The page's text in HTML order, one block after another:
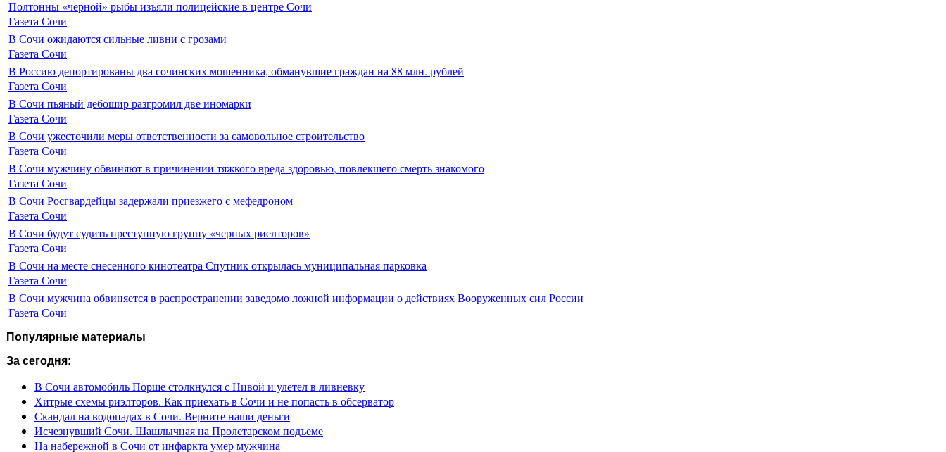
Полтонны «черной» рыбы изъяли полицейские в центре Сочи
Газета Сочи
В Сочи ожидаются сильные ливни с грозами
Газета Сочи
В Россию депортированы два сочинских мошенника, обманувшие граждан на 88 млн. рублей
Газета Сочи
В Сочи пьяный дебошир разгромил две иномарки
Газета Сочи
В Сочи ужесточили меры ответственности за самовольное строительство
Газета Сочи
В Сочи мужчину обвиняют в причинении тяжкого вреда здоровью, повлекшего смерть знакомого
Газета Сочи
В Сочи Росгвардейцы задержали приезжего с мефедроном
Газета Сочи
В Сочи будут судить преступную группу «черных риелторов»
Газета Сочи
В Сочи на месте снесенного кинотеатра Спутник открылась муниципальная парковка
Газета Сочи
В Сочи мужчина обвиняется в распространении заведомо ложной информации о действиях Вооруженных сил России
Газета Сочи
Популярные материалы
За сегодня:
В Сочи автомобиль Порше столкнулся с Нивой и улетел в ливневку
Хитрые схемы риэлторов. Как приехать в Сочи и не попасть в обсерватор
Скандал на водопадах в Сочи. Верните наши деньги
Исчезнувший Сочи. Шашлычная на Пролетарском подъеме
На набережной в Сочи от инфаркта умер мужчина